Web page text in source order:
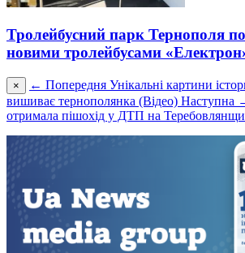
Тролейбусний парк Тернополя
новими тролейбусами
× ← Попередня Унікальні картини
вишиває тернополянка (Відео) Наступна
отримала пішохід у ДТП на